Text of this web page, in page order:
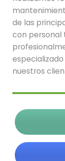
de las
con personal
nuestros